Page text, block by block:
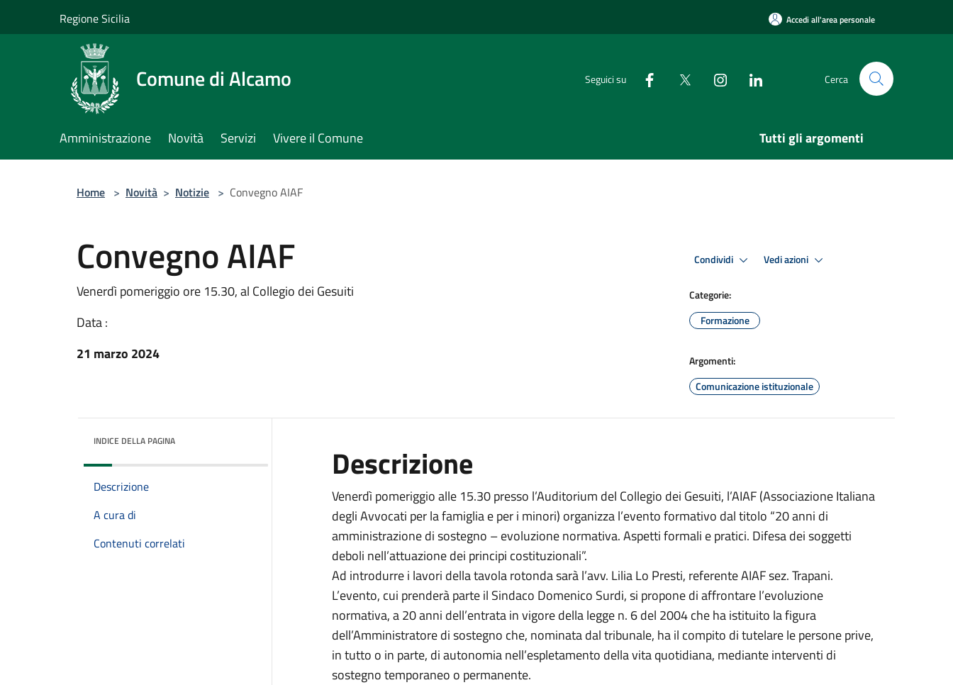
Regione Sicilia Accedi all'area personale
Comune di Alcamo Seguici su Cerca
Amministrazione Novità Servizi Vivere il Comune Tutti gli argomenti
Home > Novità > Notizie > Convegno AIAF
Convegno AIAF
Venerdì pomeriggio ore 15.30, al Collegio dei Gesuiti
Data :
21 marzo 2024
Condividi Vedi azioni
Categorie:
Formazione
Argomenti:
Comunicazione istituzionale
INDICE DELLA PAGINA
Descrizione
A cura di
Contenuti correlati
Descrizione
Venerdì pomeriggio alle 15.30 presso l’Auditorium del Collegio dei Gesuiti, l’AIAF (Associazione Italiana
degli Avvocati per la famiglia e per i minori) organizza l’evento formativo dal titolo “20 anni di
amministrazione di sostegno – evoluzione normativa. Aspetti formali e pratici. Difesa dei soggetti
deboli nell’attuazione dei principi costituzionali”.
Ad introdurre i lavori della tavola rotonda sarà l’avv. Lilia Lo Presti, referente AIAF sez. Trapani.
L’evento, cui prenderà parte il Sindaco Domenico Surdi, si propone di affrontare l’evoluzione
normativa, a 20 anni dell’entrata in vigore della legge n. 6 del 2004 che ha istituito la figura
dell’Amministratore di sostegno che, nominata dal tribunale, ha il compito di tutelare le persone prive,
in tutto o in parte, di autonomia nell’espletamento della vita quotidiana, mediante interventi di
sostegno temporaneo o permanente.